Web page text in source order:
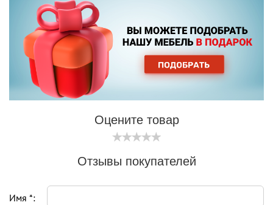
Оцените товар
Отзывы покупателей
Имя *: